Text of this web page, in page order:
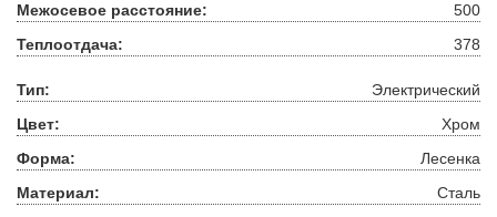
Межосевое расстояние:
500
Теплоотдача:
378
Тип:
Электрический
Цвет:
Хром
Форма:
Лесенка
Материал:
Сталь